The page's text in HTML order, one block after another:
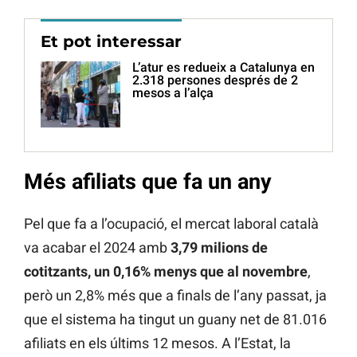
Et pot interessar
L’atur es redueix a Catalunya en
2.318 persones després de 2
mesos a l’alça
Més afiliats que fa un any
Pel que fa a l’ocupació, el mercat laboral català
va acabar el 2024 amb3,79 milions de
cotitzants, un 0,16% menys que al novembre,
però un 2,8% més que a finals de l’any passat, ja
que el sistema ha tingut un guany net de 81.016
afiliats en els últims 12 mesos. A l’Estat, la